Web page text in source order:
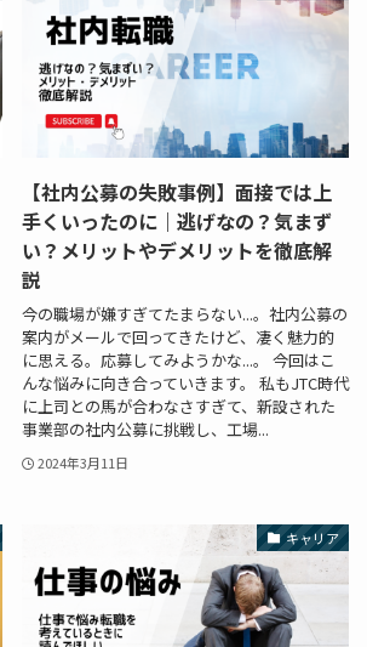
【社内公募の失敗事例】面接では上
手くいったのに｜逃げなの？気まず
い？メリットやデメリットを徹底解
説
今の職場が嫌すぎてたまらない...。社内公募の
案内がメールで回ってきたけど、凄く魅力的
に思える。応募してみようかな...。 今回はこ
んな悩みに向き合っていきます。 私もJTC時代
に上司との馬が合わなさすぎて、新設された
事業部の社内公募に挑戦し、工場...
2024年3月11日
キャリア